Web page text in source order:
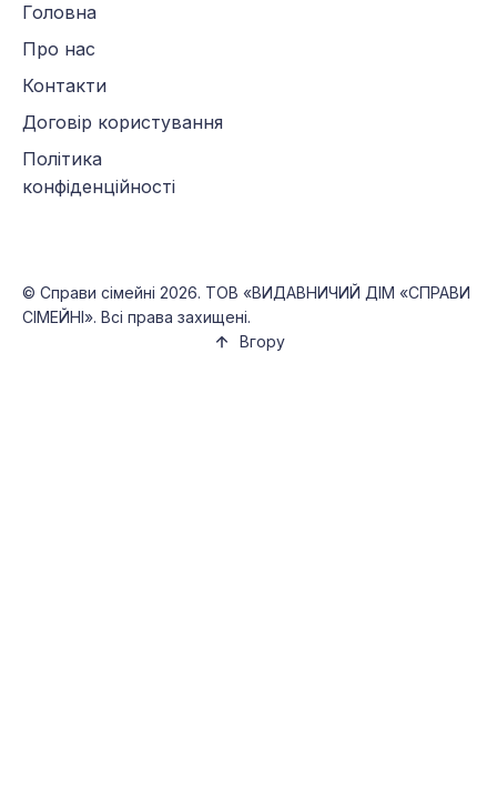
Головна
Про нас
Контакти
Договір користування
Політика
конфіденційності
© Справи сімейні 2026. ТОВ «ВИДАВНИЧИЙ ДІМ «СПРАВИ
СІМЕЙНІ». Всі права захищені.
Вгору